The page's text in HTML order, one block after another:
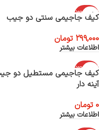
اتمام موجود
ی
کیف جاجیمی سنتی دو جیب
299,000 تومان
اطلاعات بیشتر
اتمام موجود
ی
کیف جاجیمی مستطیل دو
آینه دار
0 تومان
اطلاعات بیشتر